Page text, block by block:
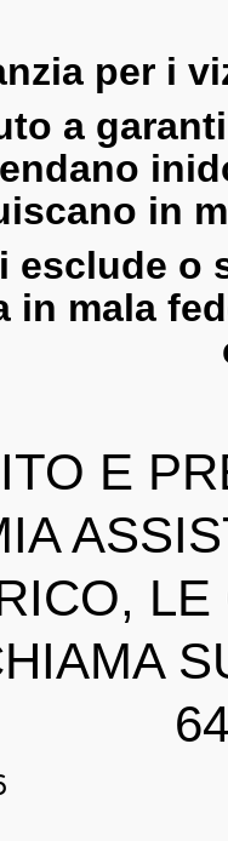
per i
a
in
esclude o
in mala
E